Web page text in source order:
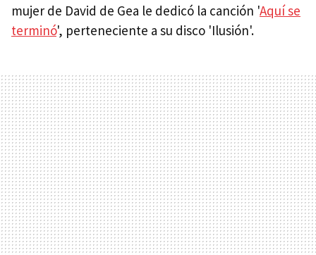
mujer de David de Gea le dedicó la canción 'Aquí se
terminó', perteneciente a su disco 'Ilusión'.